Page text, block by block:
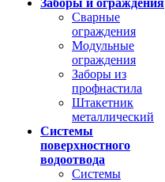
Заборы и ограждения
Сварные
ограждения
Модульные
ограждения
Заборы из
профнастила
Штакетник
металлический
Системы
поверхностного
водоотвода
Системы